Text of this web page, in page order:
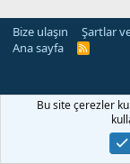
Bize ulaşın Şartlar
Ana sayfa
R
Bu site çerezler